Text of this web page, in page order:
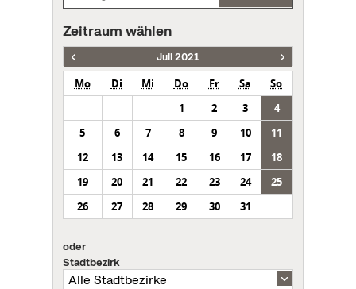
Zeitraum wählen
Juli 2021
Mo Di Mi Do Fr Sa
So
1
2 3
4
5
6 7 8 9 10
11
12
13 14 15 16 17
18
19
20 21 22 23 24
25
26
27 28 29 30 31
oder
Stadtbezirk